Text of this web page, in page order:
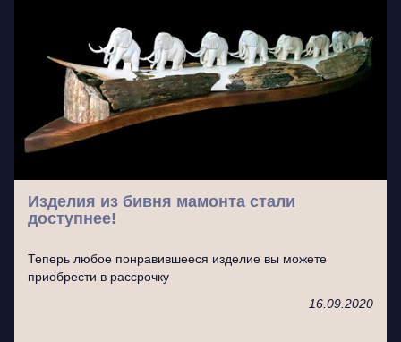
Изделия из бивня мамонта стали
доступнее!
Теперь любое понравившееся изделие вы можете
приобрести в рассрочку
16.09.2020